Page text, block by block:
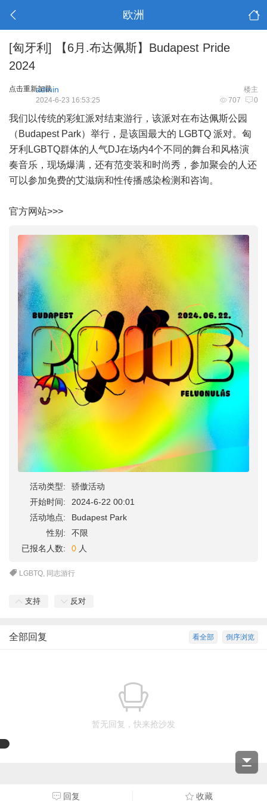
欧洲
[匈牙利]
【6月.布达佩斯】Budapest Pride
2024
点击重新加载 楼主
admin
707 0
2024-6-23 16:53:25
我们以传统的彩虹派对结束游行，该派对在布达佩斯公园
（Budapest Park）举行，是该国最大的 LGBTQ 派对。匈
牙利LGBTQ群体的人气DJ在场内4个不同的舞台和风格演
奏音乐，现场爆满，还有范变装和时尚秀，参加聚会的人还
可以参加免费的艾滋病和性传播感染检测和咨询。
官方网站>>>
活动类型:
骄傲活动
开始时间:
2024-6-22 00:01
活动地点:
Budapest Park
性别:
不限
已报名人数:
0 人
LGBTQ, 同志游行
支持 反对
倒序浏览
看全部
全部回复
暂无回复，快来抢沙发
回复 收藏